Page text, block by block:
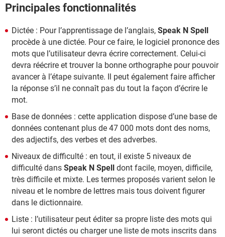
Principales fonctionnalités
Dictée : Pour l’apprentissage de l’anglais, Speak N Spell
procède à une dictée. Pour ce faire, le logiciel prononce des
mots que l’utilisateur devra écrire correctement. Celui-ci
devra réécrire et trouver la bonne orthographe pour pouvoir
avancer à l’étape suivante. Il peut également faire afficher
la réponse s’il ne connaît pas du tout la façon d’écrire le
mot.
Base de données : cette application dispose d’une base de
données contenant plus de 47 000 mots dont des noms,
des adjectifs, des verbes et des adverbes.
Niveaux de difficulté : en tout, il existe 5 niveaux de
difficulté dans Speak N Spell
dont facile, moyen, difficile,
très difficile et mixte. Les termes proposés varient selon le
niveau et le nombre de lettres mais tous doivent figurer
dans le dictionnaire.
Liste : l’utilisateur peut éditer sa propre liste des mots qui
lui seront dictés ou charger une liste de mots inscrits dans